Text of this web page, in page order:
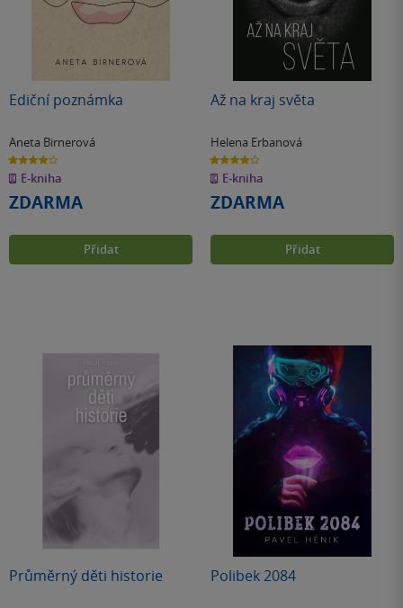
Ediční poznámka
Aneta Birnerová
4.0
z
5
hvězdiček
E-kniha
ZDARMA
Přidat
Až na kraj světa
Helena Erbanová
4.0
z
5
hvězdiček
E-kniha
ZDARMA
Přidat
Průměrný děti historie Polibek 2084